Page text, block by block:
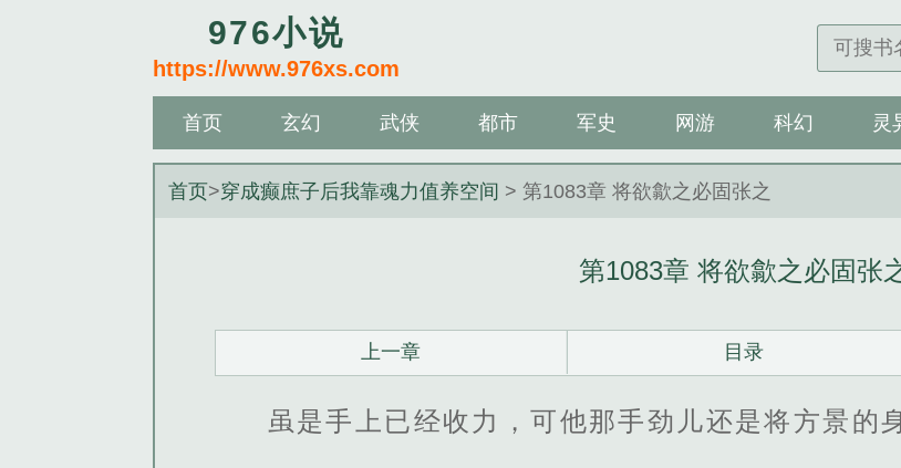
976小说
https://www.976xs.com
首页 玄幻 武侠 都市 军史 网游 科幻 灵
首页>穿成癫庶子后我靠魂力值养空间 > 第1083章 将欲歙之必固张之
第1083章 将欲歙之必固张
上一章 目录
虽是手上已经收力，可他那手劲儿还是将方景的